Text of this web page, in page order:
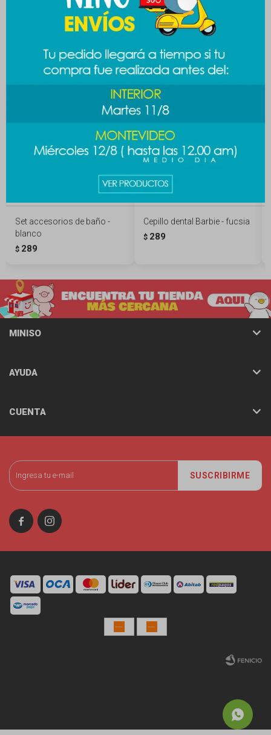
Productos que te pueden interesar
Set accesorios de baño -
blanco
$ 289
Cepillo dental Barbie - fucsia
$ 289
SUSCRIBIRME
 
MINISO
AYUDA
CUENTA